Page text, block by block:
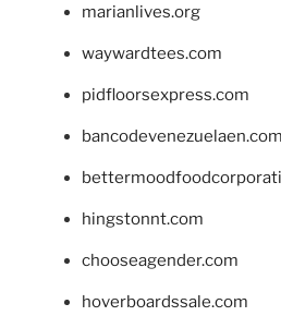
marianlives.org
waywardtees.com
pidfloorsexpress.com
bancodevenezuelaen.com
hingstonnt.com
chooseagender.com
hoverboardssale.com